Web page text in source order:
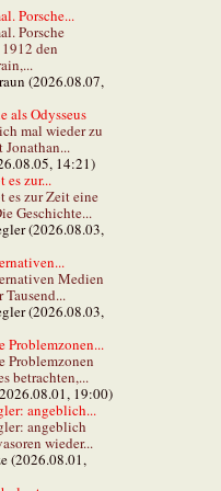
Porsche...
Porsche
den
(2026.08.07,
als Odysseus
mal wieder zu
14:21)
es zur...
es zur Zeit eine
Geschichte...
(2026.08.03,
Medien
Tausend...
(2026.08.03,
Problemzonen...
Problemzonen
betrachten,...
19:00)
angeblich...
angeblich
wieder...
(2026.08.01,